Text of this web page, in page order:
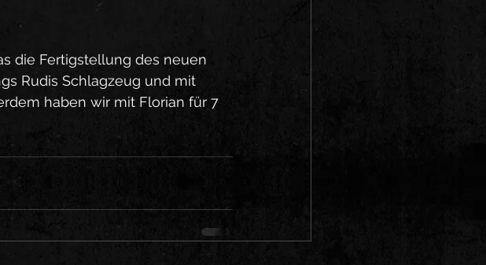
die Fertigstellung des neuen
Rudis Schlagzeug und mit
haben wir mit Florian für 7